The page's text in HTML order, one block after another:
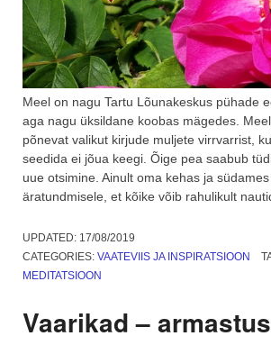
Meel on nagu Tartu Lõunakeskus pühade
aga nagu üksildane koobas mägedes.
põnevat valikut kirjude muljete virrvarrist,
seedida ei jõua keegi. Õige pea saabub
uue otsimine. Ainult oma kehas ja
äratundmisele, et kõike võib rahulikult
UPDATED: 17/08/2019
CATEGORIES: VAATEVIIS JA INSPIRATSIOON
MEDITATSIOON
Vaarikad –